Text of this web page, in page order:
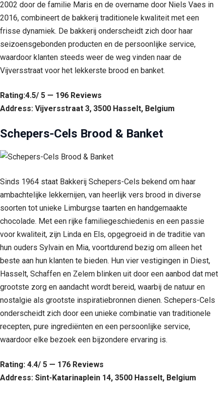
2002 door de familie Maris en de overname door Niels Vaes in
2016, combineert de bakkerij traditionele kwaliteit met een
frisse dynamiek. De bakkerij onderscheidt zich door haar
seizoensgebonden producten en de persoonlijke service,
waardoor klanten steeds weer de weg vinden naar de
Vijversstraat voor het lekkerste brood en banket.
Rating:4.5/ 5 — 196 Reviews
Address: Vijversstraat 3, 3500 Hasselt, Belgium
Schepers-Cels Brood & Banket
Sinds 1964 staat Bakkerij Schepers-Cels bekend om haar
ambachtelijke lekkernijen, van heerlijk vers brood in diverse
soorten tot unieke Limburgse taarten en handgemaakte
chocolade. Met een rijke familiegeschiedenis en een passie
voor kwaliteit, zijn Linda en Els, opgegroeid in de traditie van
hun ouders Sylvain en Mia, voortdurend bezig om alleen het
beste aan hun klanten te bieden. Hun vier vestigingen in Diest,
Hasselt, Schaffen en Zelem blinken uit door een aanbod dat met
grootste zorg en aandacht wordt bereid, waarbij de natuur en
nostalgie als grootste inspiratiebronnen dienen. Schepers-Cels
onderscheidt zich door een unieke combinatie van traditionele
recepten, pure ingrediënten en een persoonlijke service,
waardoor elke bezoek een bijzondere ervaring is.
Rating: 4.4/ 5 — 176 Reviews
Address: Sint-Katarinaplein 14, 3500 Hasselt, Belgium